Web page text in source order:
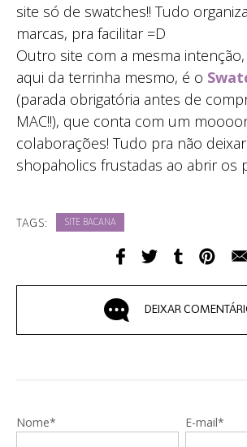
site só de swatches!! Tudo
marcas, pra facilitar =D
Outro site com a mesma
aqui da terrinha mesmo, é o
(parada obrigatória antes de
MAC!!), que conta com um
colaborações! Tudo pra não
shopaholics frustadas ao abrir os
TAGS: SITE BACANA
DEIXAR
Nome* E-mail*